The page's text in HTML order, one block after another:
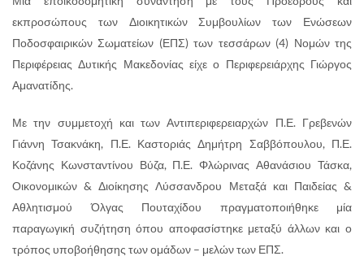
εκπροσώπους των Διοικητικών Συμβουλίων των Ενώσεων
Ποδοσφαιρικών Σωματείων (ΕΠΣ) των τεσσάρων (4) Νομών της
Περιφέρειας Δυτικής Μακεδονίας είχε ο Περιφερειάρχης Γιώργος
Αμανατίδης.
Με την συμμετοχή και των Αντιπεριφερειαρχών Π.Ε. Γρεβενών
Γιάννη Τσακνάκη, Π.Ε. Καστοριάς Δημήτρη Σαββόπουλου, Π.Ε.
Κοζάνης Κωνσταντίνου Βύζα, Π.Ε. Φλώρινας Αθανάσιου Τάσκα,
Οικονομικών & Διοίκησης Λύσσανδρου Μεταξά και Παιδείας &
Αθλητισμού Όλγας Πουταχίδου πραγματοποιήθηκε μία
παραγωγική συζήτηση όπου αποφασίστηκε μεταξύ άλλων και ο
τρόπος υποβοήθησης των ομάδων – μελών των ΕΠΣ.